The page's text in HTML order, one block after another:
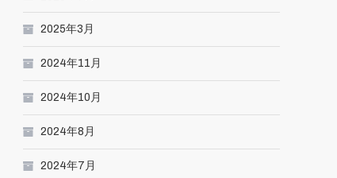
2025年3月
2024年11月
2024年10月
2024年8月
2024年7月